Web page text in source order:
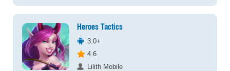
Heroes Tactics
3.0+
4.6
Lilith Mobile